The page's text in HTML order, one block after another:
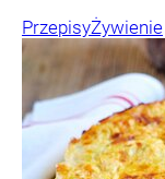
PrzepisyŻywienie